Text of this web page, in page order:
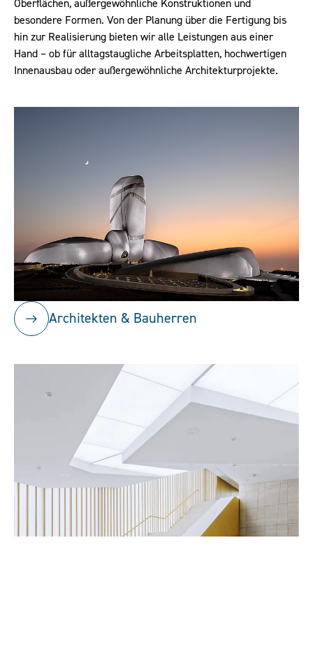
Oberflächen, außergewöhnliche Konstruktionen und
besondere Formen. Von der Planung über die Fertigung bis
hin zur Realisierung bieten wir alle Leistungen aus einer
Hand – ob für alltagstaugliche Arbeitsplatten, hochwertigen
Innenausbau oder außergewöhnliche Architekturprojekte.
Architekten & Bauherren